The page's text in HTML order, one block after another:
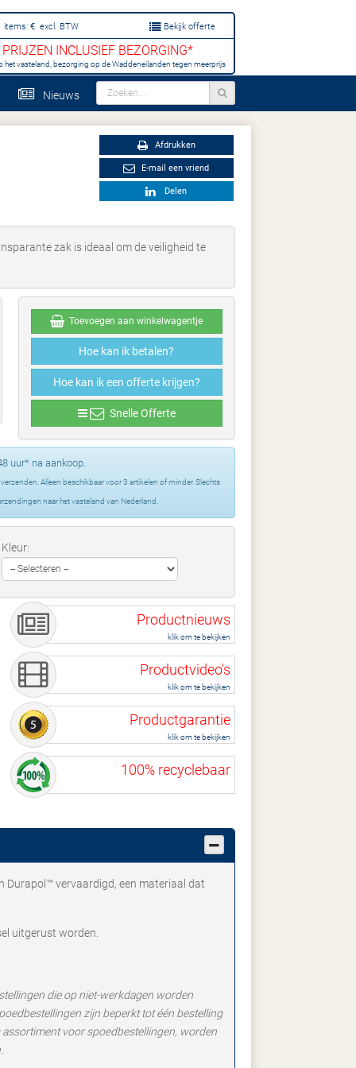
items: € excl. BTW Bekijk offerte
PRIJZEN INCLUSIEF BEZORGING*
het vasteland, bezorging op de Waddeneilanden tegen meerprijs
Nieuws
Afdrukken
E-mail een vriend
Delen
zak is ideaal om de veiligheid te
Toevoegen aan winkelwagentje
Hoe kan ik betalen?
Hoe kan ik een offerte krijgen?
Snelle Offerte
uur* na aankoop.
Alleen beschikbaar voor 3 artikelen of minder. Slechts
naar het vasteland van Nederland.
Kleur:
Productnieuws
klik om te bekijken
Productvideo's
klik om te bekijken
Productgarantie
klik om te bekijken
100% recyclebaar
Durapol™ vervaardigd, een materiaal dat
uitgerust worden.
die op niet-werkdagen worden
zijn beperkt tot één bestelling
assortiment voor spoedbestellingen, worden